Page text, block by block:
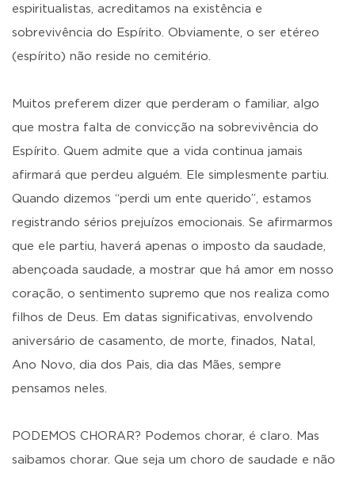
espiritualistas, acreditamos na existência e
sobrevivência do Espírito. Obviamente, o ser etéreo
(espírito) não reside no cemitério.
Muitos preferem dizer que perderam o familiar, algo
que mostra falta de convicção na sobrevivência do
Espírito. Quem admite que a vida continua jamais
afirmará que perdeu alguém. Ele simplesmente partiu.
Quando dizemos “perdi um ente querido”, estamos
registrando sérios prejuízos emocionais. Se afirmarmos
que ele partiu, haverá apenas o imposto da saudade,
abençoada saudade, a mostrar que há amor em nosso
coração, o sentimento supremo que nos realiza como
filhos de Deus. Em datas significativas, envolvendo
aniversário de casamento, de morte, finados, Natal,
Ano Novo, dia dos Pais, dia das Mães, sempre
pensamos neles.
PODEMOS CHORAR? Podemos chorar, é claro. Mas
saibamos chorar. Que seja um choro de saudade e não